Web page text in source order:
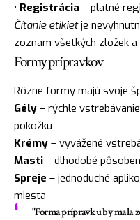
• Registrácia – platné
Čítanie etikietje
zoznam všetkých zložek
Formy prípravkov
Rôzne formy majú svoje
Gély – rýchle
pokožku
Krémy – vyvážené
Masti – dlhodobé
Spreje – jednoduché
miesta
"Forma prípravku by mala